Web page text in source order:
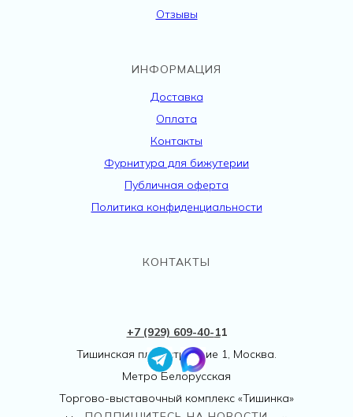
Отзывы
ИНФОРМАЦИЯ
Доставка
Оплата
Контакты
Фурнитура для бижутерии
Публичная оферта
Политика конфиденциальности
КОНТАКТЫ
+7 (929) 609-40-11
Тишинская пл., 1 строение 1, Москва.
Метро Белорусская
Торгово-выставочный комплекс «Тишинка»